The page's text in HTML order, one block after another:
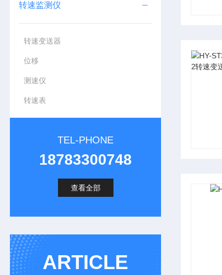
转速监测仪
转速变送器
位移
测速仪
转速表
TEL-PHONE
18783300748
查看全部
ARTICLE